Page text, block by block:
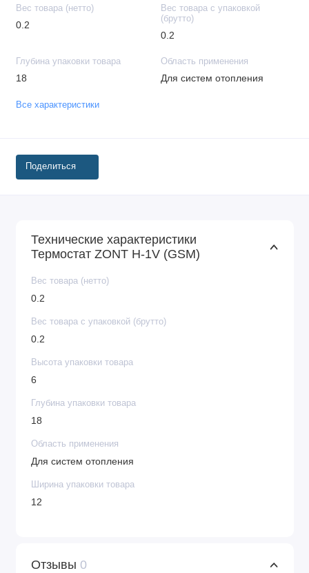
Вес товара (нетто)
0.2
Вес товара с упаковкой
(брутто)
0.2
Глубина упаковки товара
18
Область применения
Для систем отопления
Все характеристики
Поделиться
Технические характеристики
Термостат ZONT H-1V (GSM)
Вес товара (нетто)
0.2
Вес товара с упаковкой (брутто)
0.2
Высота упаковки товара
6
Глубина упаковки товара
18
Область применения
Для систем отопления
Ширина упаковки товара
12
Отзывы 0